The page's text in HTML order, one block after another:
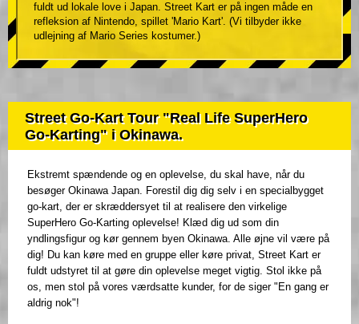
fuldt ud lokale love i Japan. Street Kart er på ingen måde en
refleksion af Nintendo, spillet 'Mario Kart'. (Vi tilbyder ikke
udlejning af Mario Series kostumer.)
Street Go-Kart Tour "Real Life SuperHero
Go-Karting" i Okinawa.
Ekstremt spændende og en oplevelse, du skal have, når du
besøger Okinawa Japan. Forestil dig dig selv i en specialbygget
go-kart, der er skræddersyet til at realisere den virkelige
SuperHero Go-Karting oplevelse! Klæd dig ud som din
yndlingsfigur og kør gennem byen Okinawa. Alle øjne vil være på
dig! Du kan køre med en gruppe eller køre privat, Street Kart er
fuldt udstyret til at gøre din oplevelse meget vigtig. Stol ikke på
os, men stol på vores værdsatte kunder, for de siger "En gang er
aldrig nok"!